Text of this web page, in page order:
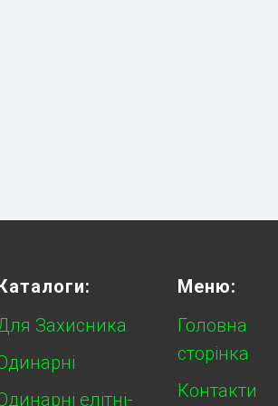
Захисника
елітні-
Меню:
Головна
сторінка
Контакти